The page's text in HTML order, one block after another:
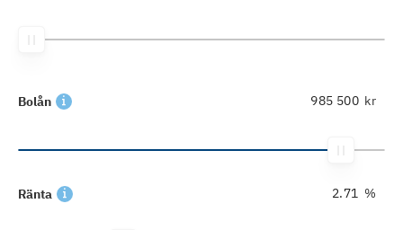
Bolån kr
Ränta %